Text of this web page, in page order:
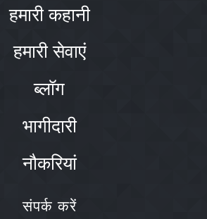
हमारी कहानी
हमारी सेवाएं
ब्लॉग
भागीदारी
नौकरियां
संपर्क करें